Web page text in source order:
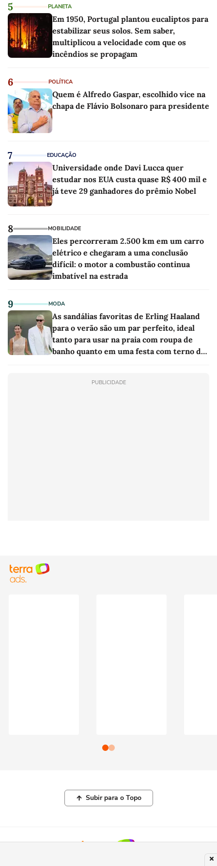
5 PLANETA
Em 1950, Portugal plantou eucaliptos para
estabilizar seus solos. Sem saber,
multiplicou a velocidade com que os
incêndios se propagam
6 POLÍTICA
Quem é Alfredo Gaspar, escolhido vice na
chapa de Flávio Bolsonaro para presidente
7 EDUCAÇÃO
Universidade onde Davi Lucca quer
estudar nos EUA custa quase R$ 400 mil e
já teve 29 ganhadores do prêmio Nobel
8 MOBILIDADE
Eles percorreram 2.500 km em um carro
elétrico e chegaram a uma conclusão
difícil: o motor a combustão continua
imbatível na estrada
9 MODA
As sandálias favoritas de Erling Haaland
para o verão são um par perfeito, ideal
tanto para usar na praia com roupa de
banho quanto em uma festa com terno de
PUBLICIDADE
Subir para o Topo